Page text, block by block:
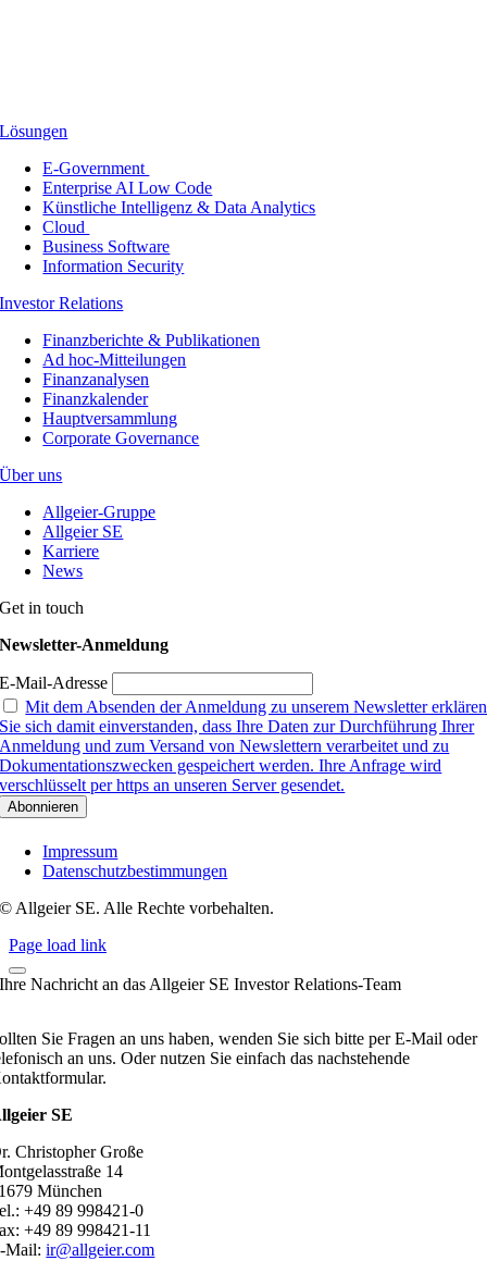
Lösungen
E-Government
Enterprise AI Low Code
Künstliche Intelligenz & Data Analytics
Cloud
Business Software
Information Security
Investor Relations
Finanzberichte & Publikationen
Ad hoc-Mitteilungen
Finanzanalysen
Finanzkalender
Hauptversammlung
Corporate Governance
Über uns
Allgeier-Gruppe
Allgeier SE
Karriere
News
Get in touch
Newsletter-Anmeldung
E-Mail-Adresse
Mit dem Absenden der Anmeldung zu unserem Newsletter erklären
Sie sich damit einverstanden, dass Ihre Daten zur Durchführung Ihrer
Anmeldung und zum Versand von Newslettern verarbeitet und zu
Dokumentationszwecken gespeichert werden. Ihre Anfrage wird
verschlüsselt per https an unseren Server gesendet.
Impressum
Datenschutzbestimmungen
© Allgeier SE. Alle Rechte vorbehalten.
Page load link
Ihre Nachricht an das Allgeier SE Investor Relations-Team
Sie Fragen an uns haben, wenden Sie sich bitte per E-Mail oder
an uns. Oder nutzen Sie einfach das nachstehende
SE
Christopher Große
14
München
+49 89 998421-0
+49 89 998421-11
Mail:ir@allgeier.com